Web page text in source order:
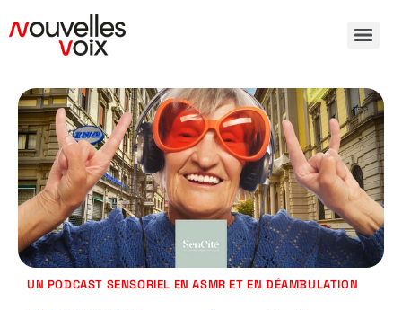
UN PODCAST SENSORIEL EN ASMR ET EN DÉAMBULATION